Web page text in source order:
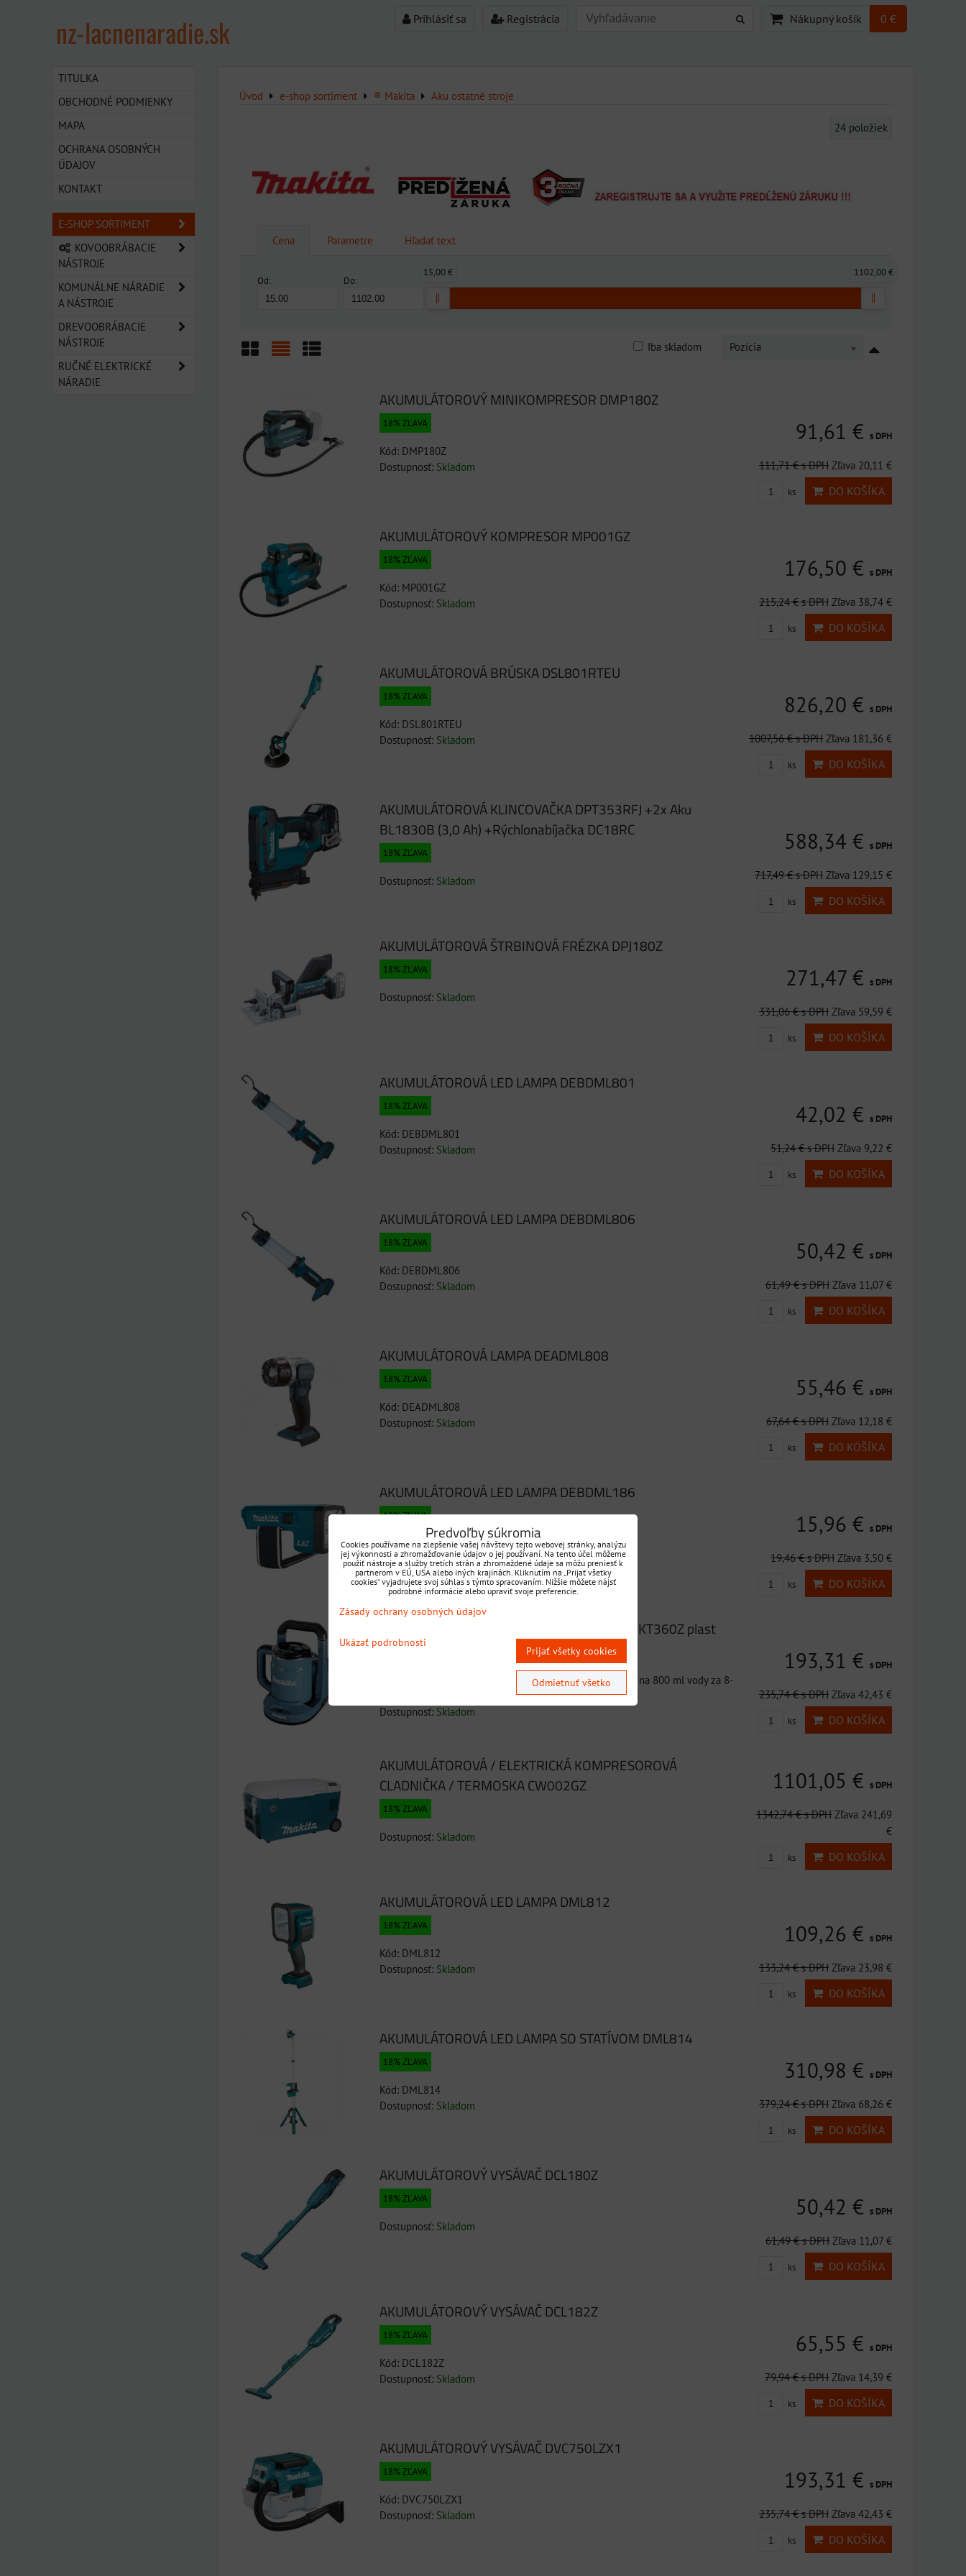
Prihlásiť sa Registrácia Nákupný košík 0 €
nz-lacnenaradie.sk
Úvod e-shop sortiment ® Makita Aku ostatné stroje
24 položiek
Cena Parametre Hľadať text
Od: Do:
15,00 € 1102,00 €
Pozícia
Iba skladom
AKUMULÁTOROVÝ MINIKOMPRESOR DMP180Z
18% ZĽAVA
Kód: DMP180Z
Dostupnosť: Skladom
91,61 € s DPH
111,71 €s DPH Zľava 20,11 €
ks DO KOŠÍKA
AKUMULÁTOROVÝ KOMPRESOR MP001GZ
18% ZĽAVA
Kód: MP001GZ
Dostupnosť: Skladom
176,50 € s DPH
215,24 €s DPH Zľava 38,74 €
ks DO KOŠÍKA
AKUMULÁTOROVÁ BRÚSKA DSL801RTEU
18% ZĽAVA
Kód: DSL801RTEU
Dostupnosť: Skladom
826,20 € s DPH
1007,56 €s DPH Zľava 181,36 €
ks DO KOŠÍKA
AKUMULÁTOROVÁ KLINCOVAČKA DPT353RFJ +2x Aku
BL1830B (3,0 Ah) +Rýchlonabíjačka DC18RC
18% ZĽAVA
Dostupnosť: Skladom
588,34 € s DPH
717,49 €s DPH Zľava 129,15 €
ks DO KOŠÍKA
AKUMULÁTOROVÁ ŠTRBINOVÁ FRÉZKA DPJ180Z
18% ZĽAVA
Dostupnosť: Skladom
271,47 € s DPH
331,06 €s DPH Zľava 59,59 €
ks DO KOŠÍKA
AKUMULÁTOROVÁ LED LAMPA DEBDML801
18% ZĽAVA
Kód: DEBDML801
Dostupnosť: Skladom
42,02 € s DPH
51,24 €s DPH Zľava 9,22 €
ks DO KOŠÍKA
AKUMULÁTOROVÁ LED LAMPA DEBDML806
18% ZĽAVA
Kód: DEBDML806
Dostupnosť: Skladom
50,42 € s DPH
61,49 €s DPH Zľava 11,07 €
ks DO KOŠÍKA
AKUMULÁTOROVÁ LAMPA DEADML808
18% ZĽAVA
Kód: DEADML808
Dostupnosť: Skladom
55,46 € s DPH
67,64 €s DPH Zľava 12,18 €
ks DO KOŠÍKA
AKUMULÁTOROVÁ LED LAMPA DEBDML186
18% ZĽAVA
Kód: DEBDML186
Dostupnosť:Skladom
15,96 € s DPH
19,46 €s DPH Zľava 3,50 €
ks DO KOŠÍKA
Rýchlovarná kanvica na akumulátor Makita DKT360Z plast
Mobilná rýchlovarná kanvica s 2x 18 V akumulátorom, až na 800 ml vody za 8-
Dostupnosť: Skladom
193,31 € s DPH
235,74 €s DPH Zľava 42,43 €
ks DO KOŠÍKA
AKUMULÁTOROVÁ / ELEKTRICKÁ KOMPRESOROVÁ
CLADNIČKA / TERMOSKA CW002GZ
18% ZĽAVA
Dostupnosť: Skladom
1101,05 € s DPH
1342,74 €s DPH Zľava 241,69
€
ks DO KOŠÍKA
AKUMULÁTOROVÁ LED LAMPA DML812
18% ZĽAVA
Kód: DML812
Dostupnosť: Skladom
109,26 € s DPH
133,24 €s DPH Zľava 23,98 €
ks DO KOŠÍKA
AKUMULÁTOROVÁ LED LAMPA SO STATÍVOM DML814
18% ZĽAVA
Kód: DML814
Dostupnosť: Skladom
310,98 € s DPH
379,24 €s DPH Zľava 68,26 €
ks DO KOŠÍKA
AKUMULÁTOROVÝ VYSÁVAČ DCL180Z
18% ZĽAVA
Dostupnosť: Skladom
50,42 € s DPH
61,49 €s DPH Zľava 11,07 €
ks DO KOŠÍKA
AKUMULÁTOROVÝ VYSÁVAČ DCL182Z
18% ZĽAVA
Kód: DCL182Z
Dostupnosť: Skladom
65,55 € s DPH
79,94 €s DPH Zľava 14,39 €
ks DO KOŠÍKA
AKUMULÁTOROVÝ VYSÁVAČ DVC750LZX1
18% ZĽAVA
Kód: DVC750LZX1
Dostupnosť: Skladom
193,31 € s DPH
235,74 €s DPH Zľava 42,43 €
ks DO KOŠÍKA
TITULKA
OBCHODNÉ PODMIENKY
MAPA
OCHRANA OSOBNÝCH
ÚDAJOV
KONTAKT
E-SHOP SORTIMENT
KOVOOBRÁBACIE
NÁSTROJE
KOMUNÁLNE NÁRADIE
A NÁSTROJE
DREVOOBRÁBACIE
NÁSTROJE
RUČNÉ ELEKTRICKÉ
NÁRADIE
Predvoľby súkromia
Cookies používame na zlepšenie vašej návštevy tejto webovej stránky, analýzu
jej výkonnosti a zhromažďovanie údajov o jej používaní. Na tento účel môžeme
použiť nástroje a služby tretích strán a zhromaždené údaje sa môžu preniesť k
partnerom v EÚ, USA alebo iných krajinách. Kliknutím na „Prijať všetky
cookies“ vyjadrujete svoj súhlas s týmto spracovaním. Nižšie môžete nájsť
podrobné informácie alebo upraviť svoje preferencie.
Zásady ochrany osobných údajov
Ukázať podrobnosti
Prijať všetky cookies
Odmietnuť všetko